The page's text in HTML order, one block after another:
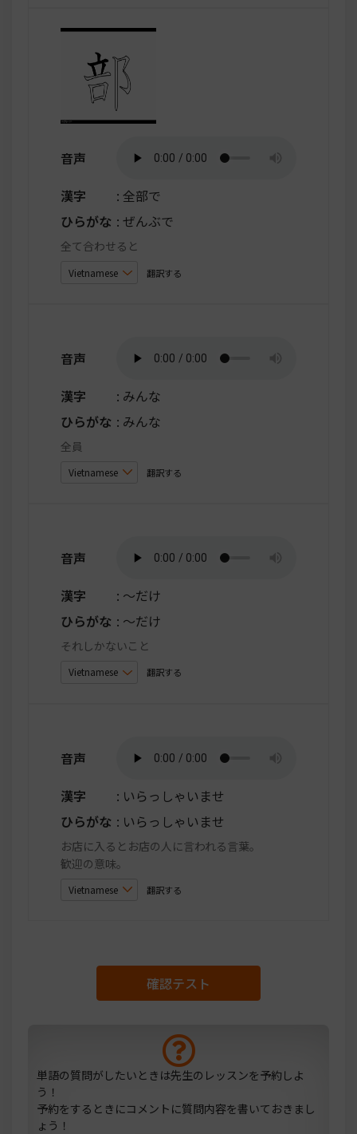
音声
漢字
: 全部で
ひらがな : ぜんぶで
全て合わせると
翻訳する
音声
漢字
: みんな
ひらがな : みんな
全員
翻訳する
音声
漢字
: ～だけ
ひらがな : ～だけ
それしかないこと
翻訳する
音声
漢字
: いらっしゃいませ
ひらがな : いらっしゃいませ
お店に入るとお店の人に言われる言葉。
歓迎の意味。
翻訳する
単語の質問がしたいときは先生のレッスンを予約しよ
う！
予約をするときにコメントに質問内容を書いておきまし
ょう！